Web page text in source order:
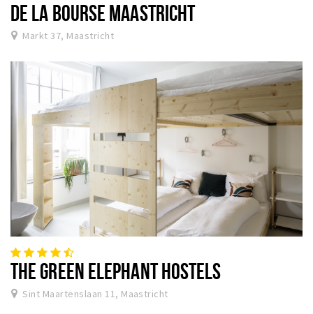
DE LA BOURSE MAASTRICHT
Markt 37, Maastricht
THE GREEN ELEPHANT HOSTELS
Sint Maartenslaan 11, Maastricht